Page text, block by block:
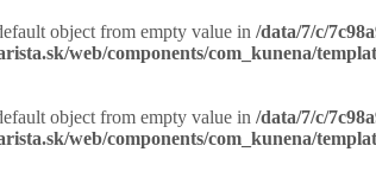
object from empty value in /data/7/c/
web/components/com_kunena/
object from empty value in /data/7/c/
web/components/com_kunena/